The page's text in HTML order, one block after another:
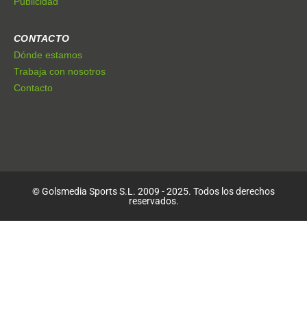
CONTACTO
Dónde estamos
Trabaja con nosotros
Contacto
© Golsmedia Sports S.L. 2009 - 2025. Todos los derechos
reservados.